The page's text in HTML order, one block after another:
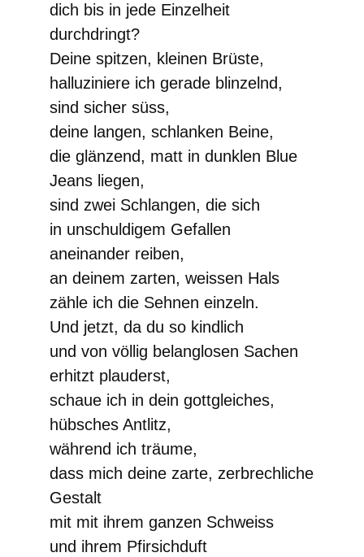
dich bis in jede Einzelheit
durchdringt?
Deine spitzen, kleinen Brüste,
halluziniere ich gerade blinzelnd,
sind sicher süss,
deine langen, schlanken Beine,
die glänzend, matt in dunklen Blue
Jeans liegen,
sind zwei Schlangen, die sich
in unschuldigem Gefallen
aneinander reiben,
an deinem zarten, weissen Hals
zähle ich die Sehnen einzeln.
Und jetzt, da du so kindlich
und von völlig belanglosen Sachen
erhitzt plauderst,
schaue ich in dein gottgleiches,
hübsches Antlitz,
während ich träume,
dass mich deine zarte, zerbrechliche
Gestalt
mit mit ihrem ganzen Schweiss
und ihrem Pfirsichduft